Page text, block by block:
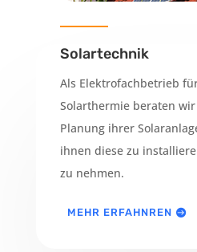
Solartechnik
Als Elektrofachbetrieb
Solarthermie beraten
Planung ihrer
ihnen diese zu
zu nehmen.
MEHR ERFAHNREN